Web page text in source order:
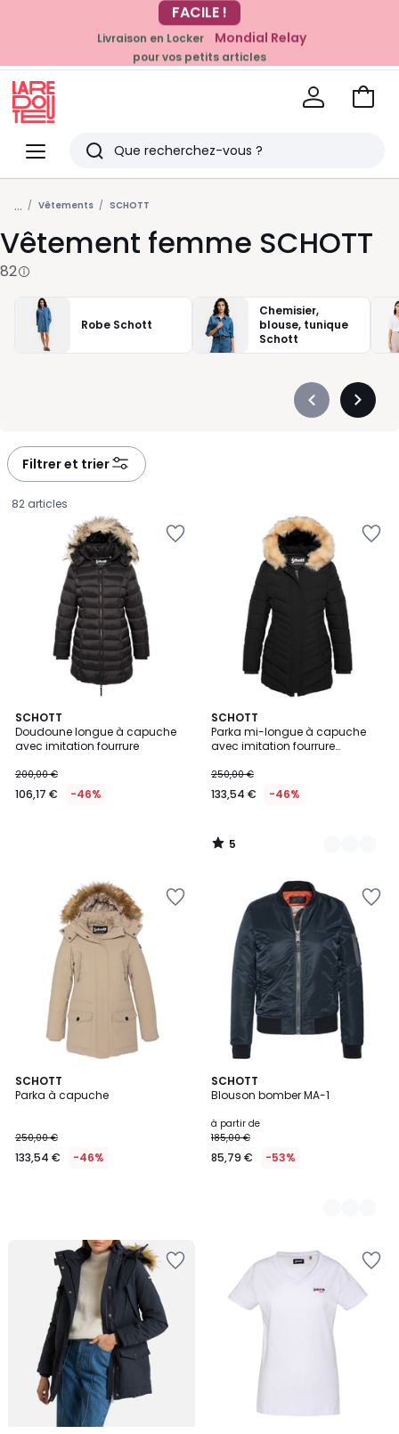
EN CE MOMENT
-20% dès 39€*
sur la mode
Livraison en Locker Mondial Relay
pour vos petits articles
Menu
Redoute
Rechercher
Derniers
articles
vus
Voir
... Vêtements SCHOTT
Vêtement femme SCHOTT
82
Robe Schott
Chemisier,
blouse, tunique
Schott
Précédent
Filtrer et trier
82 articles
SCHOTT
Doudoune longue à capuche
avec imitation fourrure
€
au
réduction
appliquée.
200,00 €
106,17 € -46%
SCHOTT
Parka mi-longue à capuche
avec imitation fourrure
250,00 €
133,54 € -46%
5
/
5
2
Couleurs
5
/
SCHOTT
Parka à capuche
250,00 €
133,54 € -46%
SCHOTT
Blouson bomber MA-1
à partir de
185,00 €
85,79 € -53%
3
Couleurs